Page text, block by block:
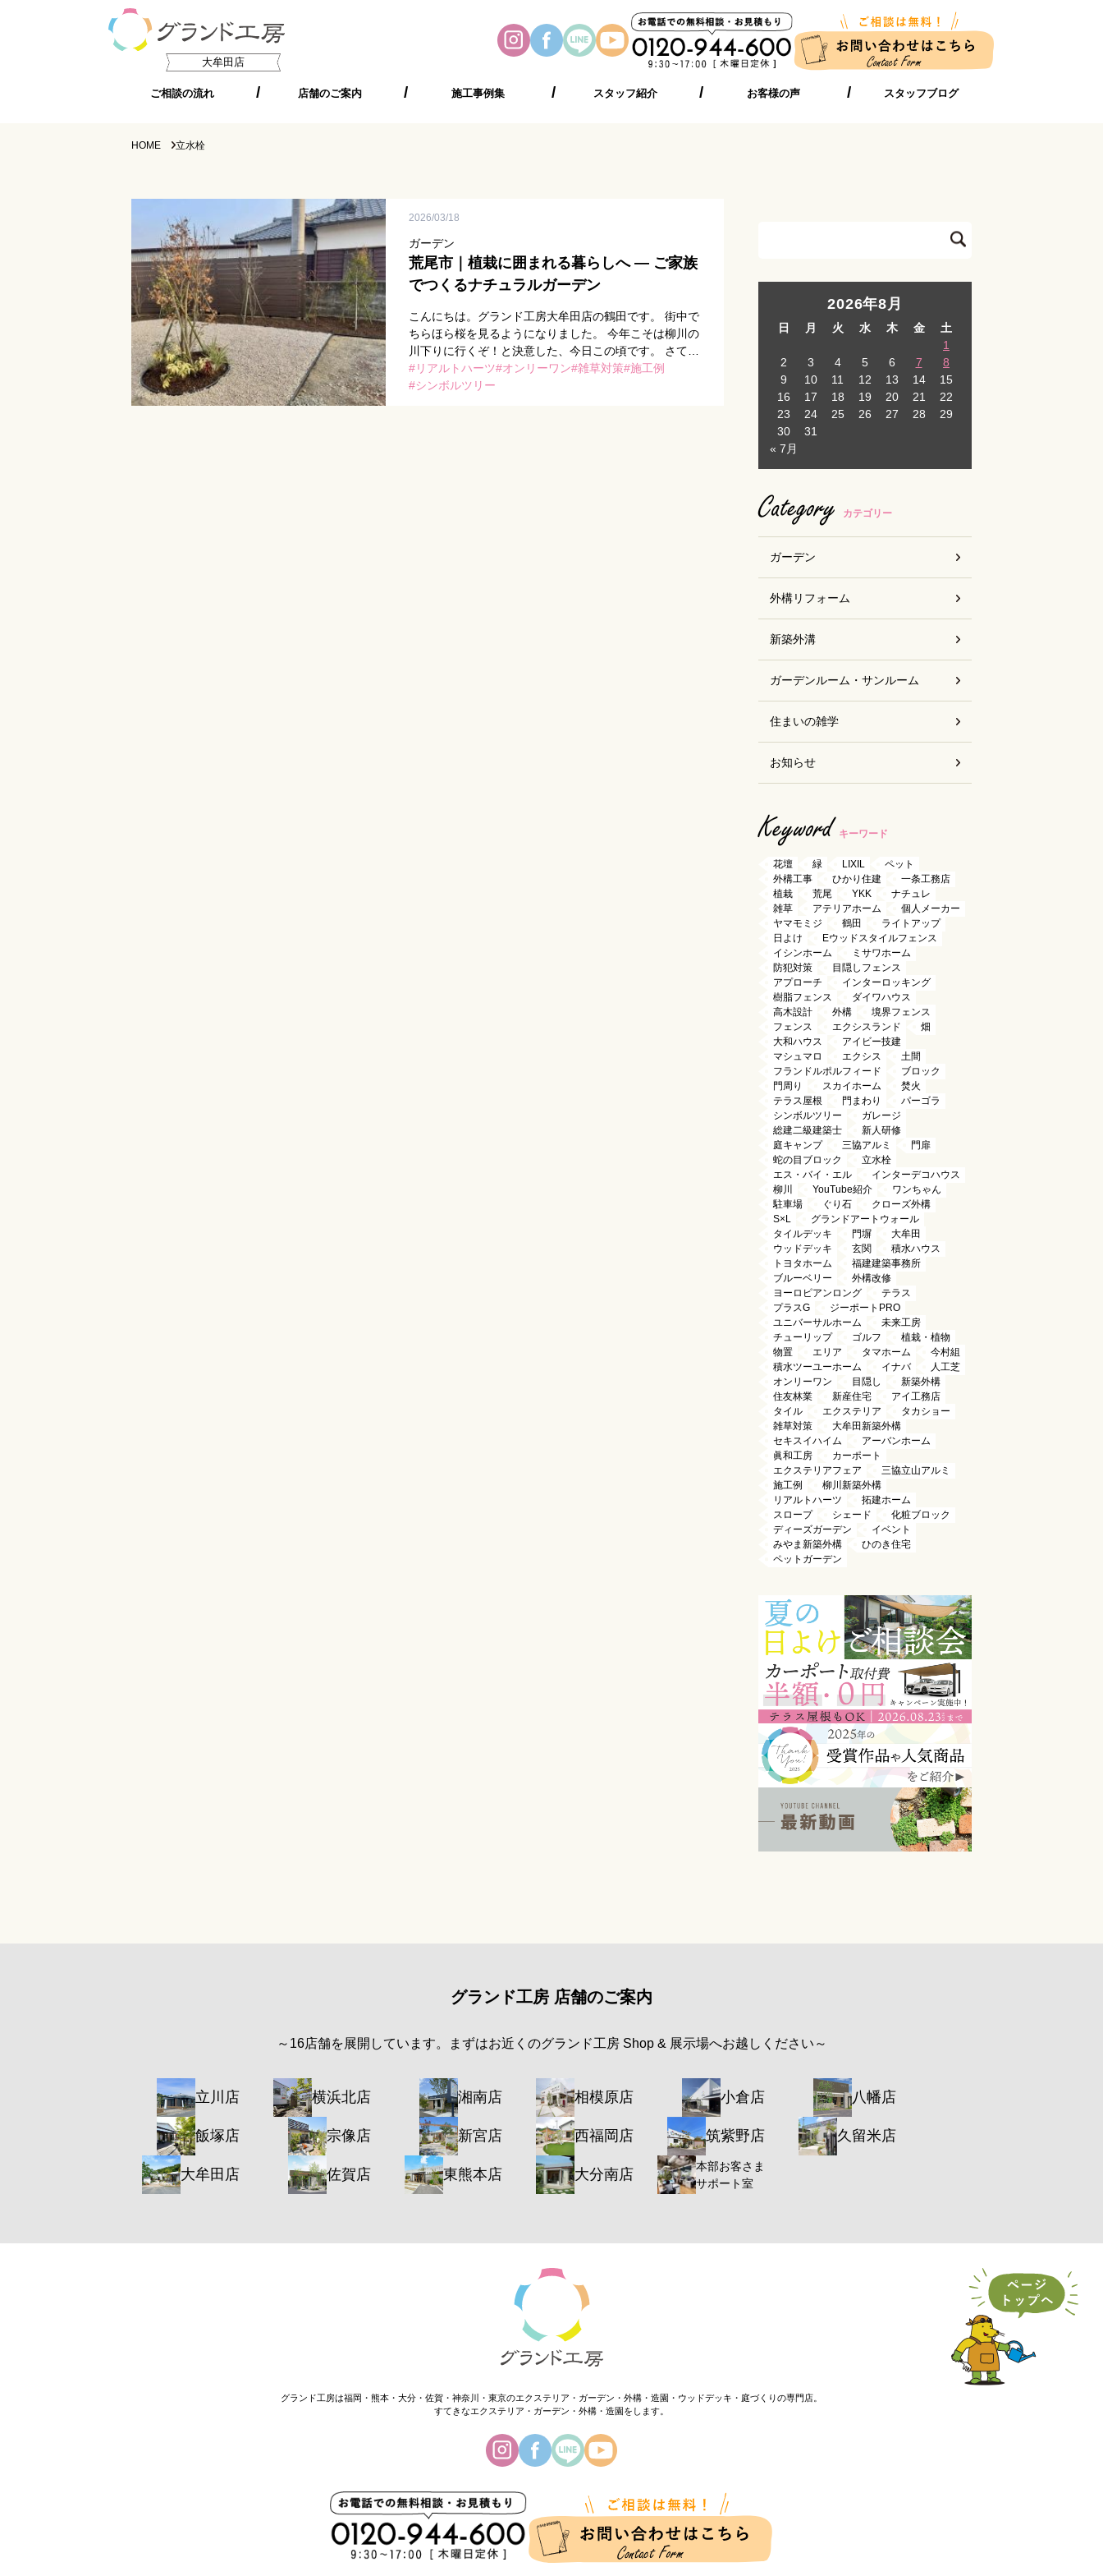
大牟田店
ご相談の流れ 店舗のご案内 施工事例集 スタッフ紹介 お客様の声 スタッフブログ
HOME 立水栓
2026/03/18
ガーデン
荒尾市｜植栽に囲まれる暮らしへ ― ご家族
でつくるナチュラルガーデン
こんにちは。グランド工房大牟田店の鶴田です。 街中で
ちらほら桜を見るようになりました。 今年こそは柳川の
川下りに行くぞ！と決意した、今日この頃です。 さて、
本日は先日施工が完了した、荒尾市のガーデン工事をさ
れたK様邸のご […]
リアルトハーツ オンリーワン 雑草対策 施工例
シンボルツリー
2026年8月
日 月 火 水 木 金
土
1
2
3 4 5 6 7
8
9
10 11 12 13 14
15
16
17 18 19 20 21
22
23
24 25 26 27 28
29
30
31
« 7月
Category カテゴリー
ガーデン
外構リフォーム
新築外溝
ガーデンルーム・サンルーム
住まいの雑学
お知らせ
Keyword キーワード
花壇 緑 LIXIL
ペット
外構工事
ひかり住建
一条工務店
植栽
荒尾 YKK
ナチュレ
雑草
アテリアホーム
個人メーカー
ヤマモミジ
鶴田
ライトアップ
日よけ
Eウッドスタイルフェンス
イシンホーム
ミサワホーム
防犯対策
目隠しフェンス
アプローチ
インターロッキング
樹脂フェンス
ダイワハウス
高木設計
外構
境界フェンス
フェンス
エクシスランド
畑
大和ハウス
アイビー技建
マシュマロ
エクシス
土間
フランドルポルフィード
ブロック
門周り
スカイホーム
焚火
テラス屋根
門まわり
パーゴラ
シンボルツリー
ガレージ
総建二級建築士
新人研修
庭キャンプ
三協アルミ
門扉
蛇の目ブロック
立水栓
エス・バイ・エル
インターデコハウス
柳川
YouTube紹介
ワンちゃん
駐車場
ぐり石
クローズ外構
S×L
グランドアートウォール
タイルデッキ
門塀
大牟田
ウッドデッキ
玄関
積水ハウス
トヨタホーム
福建建築事務所
ブルーベリー
外構改修
ヨーロピアンロング
テラス
プラスG
ジーポートPRO
ユニバーサルホーム
未来工房
チューリップ
ゴルフ
植栽・植物
物置
エリア タマホーム
今村組
積水ツーユーホーム
イナバ
人工芝
オンリーワン
目隠し
新築外構
住友林業
新産住宅
アイ工務店
タイル
エクステリア
タカショー
雑草対策
大牟田新築外構
セキスイハイム
アーバンホーム
眞和工房
カーポート
エクステリアフェア
三協立山アルミ
施工例
柳川新築外構
リアルトハーツ
拓建ホーム
スロープ
シェード
化粧ブロック
ディーズガーデン
イベント
みやま新築外構
ひのき住宅
ペットガーデン
グランド工房 店舗のご案内
～16店舗を展開しています。まずはお近くのグランド工房 Shop & 展示場へお越しください～
立川店 横浜北店 湘南店 相模原店 小倉店 八幡店
飯塚店 宗像店 新宮店 西福岡店 筑紫野店 久留米店
大牟田店 佐賀店 東熊本店 大分南店
本部お客さま
サポート室
グランド工房は福岡・熊本・大分・佐賀・神奈川・東京のエクステリア・ガーデン・外構・造園・ウッドデッキ・庭づくりの専門店。
すてきなエクステリア・ガーデン・外構・造園をします。